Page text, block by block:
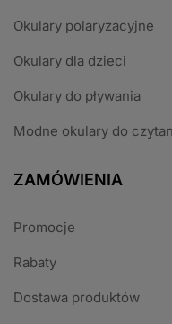
Okulary polaryzacyjne
Okulary dla dzieci
Okulary do pływania
Modne okulary do
ZAMÓWIENIA
Promocje
Rabaty
Dostawa produktów